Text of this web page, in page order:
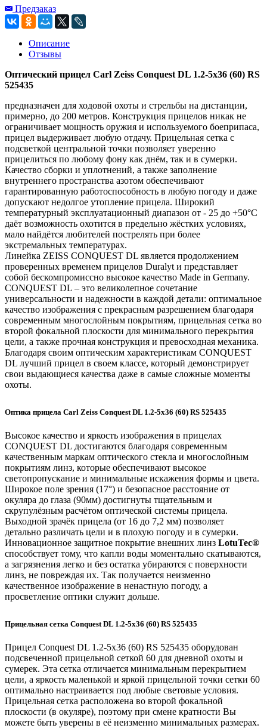
Предзаказ
Описание
Отзывы
Оптический прицел Carl Zeiss Conquest DL 1.2-5x36 (60) RS
525435
предназначен для ходовой охоты и стрельбы на дистанции,
примерно, до 200 метров. Конструкция прицелов никак не
ограничивает мощность оружия и используемого боеприпаса,
прицел выдерживает любую отдачу. Прицельная сетка с
подсветкой центральной точки позволяет уверенно
прицелиться по любому фону как днём, так и в сумерки.
Качество сборки и уплотнений, а также заполнение
внутреннего пространства азотом обеспечивают
гарантированную работоспособность в любую погоду и даже
допускают недолгое утопление прицела. Широкий
температурный эксплуатационный диапазон от - 25 до +50°C
даёт возможность охотится в предельно жёстких условиях,
мало найдётся любителей пострелять при более
экстремальных температурах.
Линейка ZEISS CONQUEST DL является продолжением
проверенных временем прицелов Duralyt и представляет
собой бескомпромиссно высокое качество Made in Germany.
CONQUEST DL – это великолепное сочетание
универсальности и надежности в каждой детали: оптимальное
качество изображения с прекрасным разрешением благодаря
современным многослойным покрытиям, прицельная сетка во
второй фокальной плоскости для минимального перекрытия
цели, а также прочная конструкция и превосходная механика.
Благодаря своим оптическим характеристикам CONQUEST
DL лучший прицел в своем классе, который демонстрирует
свои выдающиеся качества даже в самые сложные моменты
охоты.
Оптика прицела Carl Zeiss Conquest DL 1.2-5x36 (60) RS 525435
Высокое качество и яркость изображения в прицелах
CONQUEST DL достигаются благодаря современным
качественным маркам оптического стекла и многослойным
покрытиям линз, которые обеспечивают высокое
светопропускание и минимальные искажения формы и цвета.
Широкое поле зрения (17°) и безопасное расстояние от
окуляра до глаза (90мм) достигнуты тщательным и
скрупулёзным расчётом оптической системы прицела.
Выходной зрачёк прицела (от 16 до 7,2 мм) позволяет
детально различать цели и в плохую погоду и в сумерки.
Инновационное защитное покрытие внешних линз LotuTec®
способствует тому, что капли воды моментально скатываются,
а загрязнения легко и без остатка убираются с поверхности
линз, не повреждая их. Так получается неизменно
качественное изображение в ненастную погоду, а
просветление оптики служит дольше.
Прицельная сетка Conquest DL 1.2-5x36 (60) RS 525435
Прицел Conquest DL 1.2-5x36 (60) RS 525435 оборудован
подсвеченной прицельной сеткой 60 для дневной охоты и
сумерек. Эта сетка отличается минимальным перекрытием
цели, а яркость маленькой и яркой прицельной точки сетки 60
оптимально настраивается под любые световые условия.
Прицельная сетка расположена во второй фокальной
плоскости (в окуляре), поэтому при смене кратности Вы
можете быть уверены в её неизменно минимальных размерах.